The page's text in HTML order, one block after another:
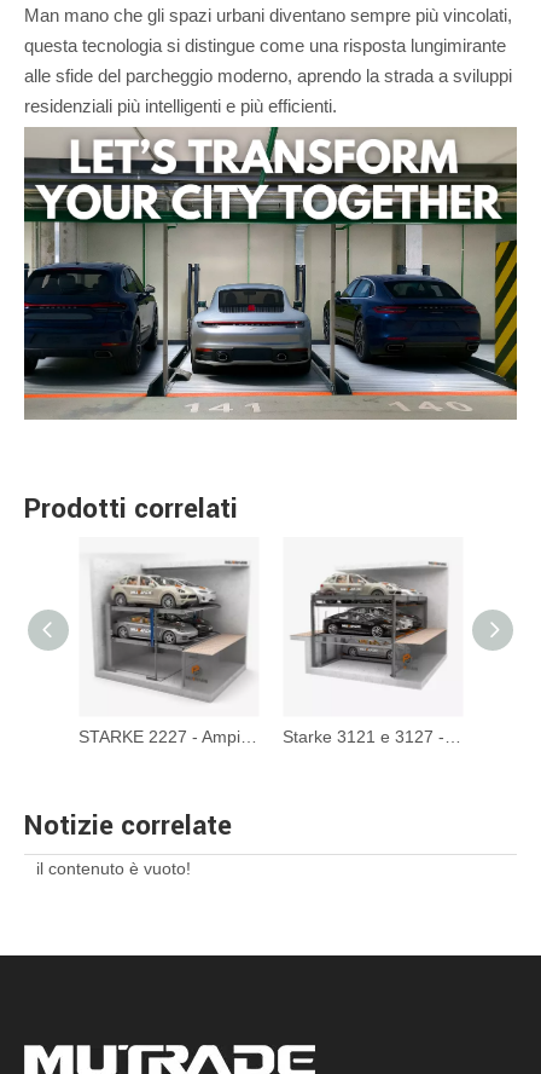
Man mano che gli spazi urbani diventano sempre più vincolati,
questa tecnologia si distingue come una risposta lungimirante
alle sfide del parcheggio moderno, aprendo la strada a sviluppi
residenziali più intelligenti e più efficienti.
Prodotti correlati
Notizie correlate
il contenuto è vuoto!